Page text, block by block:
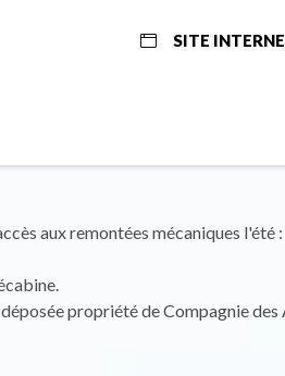
SITE
aux remontées mécaniques l'été
propriété de Compagnie des